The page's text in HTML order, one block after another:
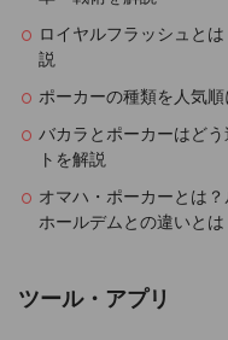
ロイヤルフラッシュと
説
ポーカーの種類を人気
バカラとポーカーはど
トを解説
オマハ・ポーカーとは
ホールデムとの違いとは
ツール・アプリ